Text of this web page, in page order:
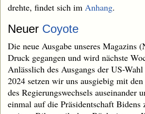
drehte, findet sich im Anhang.
Neuer Coyote
Die neue Ausgabe unseres Magazins
Druck gegangen und wird nächste
Anlässlich des Ausgangs der US-
2024 setzen wir uns ausgiebig mit
des Regierungswechsels auseinander
einmal auf die Präsidentschaft Bidens